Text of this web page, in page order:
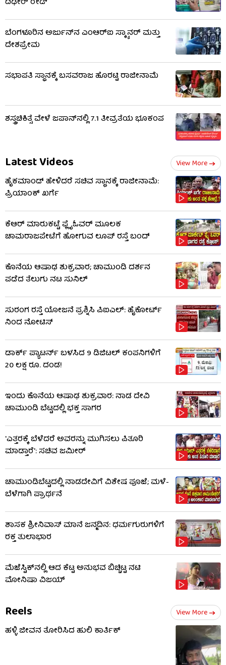
ಬೆಂಗಳೂರಿನ ಅರ್ಜುನ್​ನ ಎಂಆರ್​ಐ ಸ್ಕ್ಯಾನರ್ ಮತ್ತು
ದೇಶಪ್ರೇಮ
ಸಭಾಪತಿ ಸ್ಥಾನಕ್ಕೆ ಬಸವರಾಜ ಹೊರಟ್ಟಿ ರಾಜೀನಾಮೆ
ಶಸ್ತ್ರಚಿಕಿತ್ಸೆ ವೇಳೆ ಜಪಾನ್​​ನಲ್ಲಿ 7.1 ತೀವ್ರತೆಯ ಭೂಕಂಪ
Latest Videos View More
ಹೈಕಮಾಂಡ್​​ ಹೇಳಿದರೆ ಸಚಿವ ಸ್ಥಾನಕ್ಕೆ ರಾಜೀನಾಮೆ:
ಪ್ರಿಯಾಂಕ್​​ ಖರ್ಗೆ
ಕೆಆರ್ ಮಾರುಕಟ್ಟೆ ಫ್ಲೈಓವರ್ ಮೂಲಕ
ಚಾಮರಾಜಪೇಟೆಗೆ ಹೋಗುವ ಲೂಪ್ ರಸ್ತೆ ಬಂದ್
ಕೊನೆಯ ಆಷಾಢ ಶುಕ್ರವಾರ; ಚಾಮುಂಡಿ ದರ್ಶನ
ಪಡೆದ ತೆಲುಗು ನಟ ಸುನಿಲ್
ಸುರಂಗ ರಸ್ತೆ ಯೋಜನೆ ಪ್ರಶ್ನಿಸಿ ಪಿಐಎಲ್: ಹೈಕೋರ್ಟ್​​
ನಿಂದ ನೋಟಿಸ್​​
ಡಾರ್ಕ್ ಪ್ಯಾಟರ್ನ್ ಬಳಸಿದ 9 ಡಿಜಿಟಲ್ ಕಂಪನಿಗಳಿಗೆ
20 ಲಕ್ಷ ರೂ. ದಂಡ!
ಇಂದು ಕೊನೆಯ ಆಷಾಢ ಶುಕ್ರವಾರ: ನಾಡ ದೇವಿ
ಚಾಮುಂಡಿ ಬೆಟ್ಟದಲ್ಲಿ ಭಕ್ತ ಸಾಗರ
'ಎತ್ತರಕ್ಕೆ ಬೆಳೆದರೆ ಅವರನ್ನು ಮುಗಿಸಲು ಪಿತೂರಿ
ಮಾಡ್ತಾರೆ': ಸಚಿವ ಜಮೀರ್​​
ಚಾಮುಂಡಿಬೆಟ್ಟದಲ್ಲಿ ನಾಡದೇವಿಗೆ ವಿಶೇಷ ಪೂಜೆ; ಮಳೆ-
ಬೆಳೆಗಾಗಿ ಪ್ರಾರ್ಥನೆ
ಶಾಸಕ ಶ್ರೀನಿವಾಸ್ ಮಾನೆ ಜನ್ಮದಿನ: ಧರ್ಮಗುರುಗಳಿಗೆ
ರಕ್ತ ತುಲಾಭಾರ
ಮೆಜೆಸ್ಟಿಕ್​​ನಲ್ಲಿ ಆದ ಕೆಟ್ಟ ಅನುಭವ ಬಿಚ್ಚಿಟ್ಟ ನಟಿ
ಮೋನಿಷಾ ವಿಜಯ್
Reels View More
ಹಳ್ಳಿ ಜೀವನ ತೋರಿಸಿದ ಹುಲಿ ಕಾರ್ತಿಕ್